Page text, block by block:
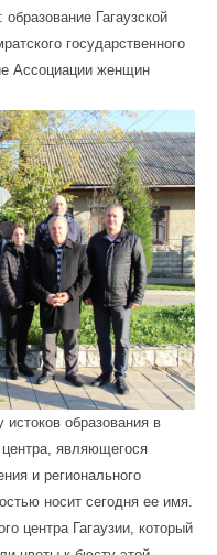
Гагаузской
государственного
Ассоциации женщин
образования в
центра, являющегося
и регионального
носит сегодня ее имя.
центра Гагаузии, который